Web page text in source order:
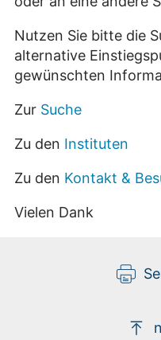
Nutzen Sie bitte die
alternative
gewünschten
Zur Suche
Zu den Instituten
Zu den Kontakt &
Vielen Dank